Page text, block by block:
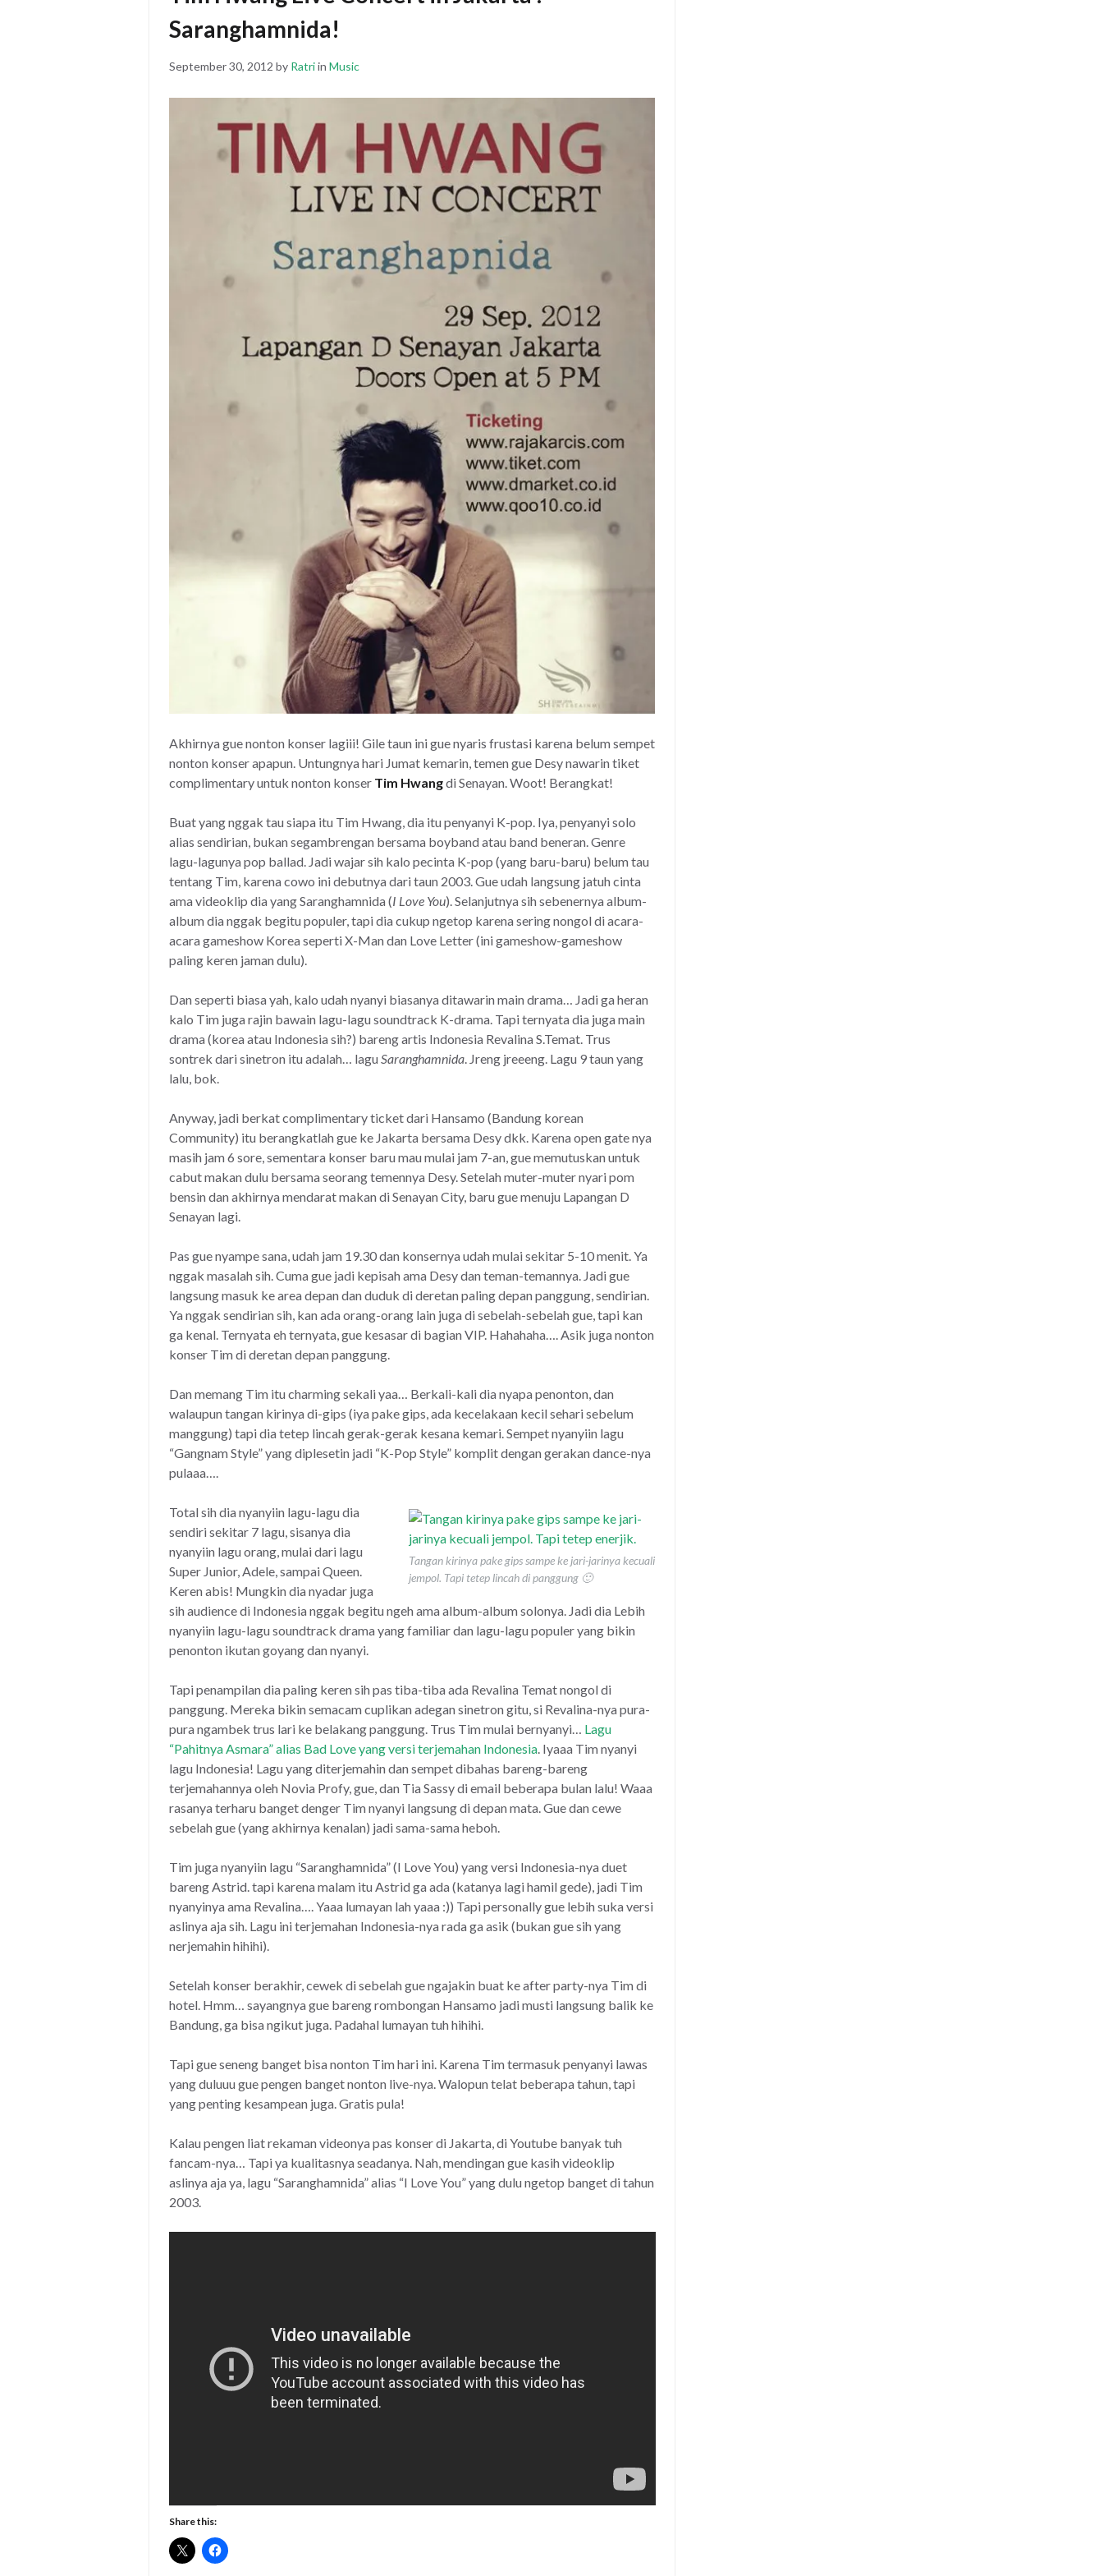
Saranghamnida!
Posted
September 30, 2012 by Ratri in Music
Akhirnya gue nonton konser lagiii! Gile taun ini gue nyaris frustasi karena belum sempet
nonton konser apapun. Untungnya hari Jumat kemarin, temen gue Desy nawarin tiket
complimentary untuk nonton konser Tim Hwangdi Senayan. Woot! Berangkat!
Buat yang nggak tau siapa itu Tim Hwang, dia itu penyanyi K-pop. Iya, penyanyi solo
alias sendirian, bukan segambrengan bersama boyband atau band beneran. Genre
lagu-lagunya pop ballad. Jadi wajar sih kalo pecinta K-pop (yang baru-baru) belum tau
tentang Tim, karena cowo ini debutnya dari taun 2003. Gue udah langsung jatuh cinta
ama videoklip dia yang Saranghamnida (I Love You). Selanjutnya sih sebenernya album-
album dia nggak begitu populer, tapi dia cukup ngetop karena sering nongol di acara-
acara gameshow Korea seperti X-Man dan Love Letter (ini gameshow-gameshow
paling keren jaman dulu).
Dan seperti biasa yah, kalo udah nyanyi biasanya ditawarin main drama… Jadi ga heran
kalo Tim juga rajin bawain lagu-lagu soundtrack K-drama. Tapi ternyata dia juga main
drama (korea atau Indonesia sih?) bareng artis Indonesia Revalina S.Temat. Trus
sontrek dari sinetron itu adalah… lagu Saranghamnida. Jreng jreeeng. Lagu 9 taun yang
lalu, bok.
Anyway, jadi berkat complimentary ticket dari Hansamo (Bandung korean
Community) itu berangkatlah gue ke Jakarta bersama Desy dkk. Karena open gate nya
masih jam 6 sore, sementara konser baru mau mulai jam 7-an, gue memutuskan untuk
cabut makan dulu bersama seorang temennya Desy. Setelah muter-muter nyari pom
bensin dan akhirnya mendarat makan di Senayan City, baru gue menuju Lapangan D
Senayan lagi.
Pas gue nyampe sana, udah jam 19.30 dan konsernya udah mulai sekitar 5-10 menit. Ya
nggak masalah sih. Cuma gue jadi kepisah ama Desy dan teman-temannya. Jadi gue
langsung masuk ke area depan dan duduk di deretan paling depan panggung, sendirian.
Ya nggak sendirian sih, kan ada orang-orang lain juga di sebelah-sebelah gue, tapi kan
ga kenal. Ternyata eh ternyata, gue kesasar di bagian VIP. Hahahaha…. Asik juga nonton
konser Tim di deretan depan panggung.
Dan memang Tim itu charming sekali yaa… Berkali-kali dia nyapa penonton, dan
walaupun tangan kirinya di-gips (iya pake gips, ada kecelakaan kecil sehari sebelum
manggung) tapi dia tetep lincah gerak-gerak kesana kemari. Sempet nyanyiin lagu
“Gangnam Style” yang diplesetin jadi “K-Pop Style” komplit dengan gerakan dance-nya
pulaaa….
Tangan kirinya pake gips sampe ke jari-jarinya kecuali
jempol. Tapi tetep lincah di panggung 🙂
Total sih dia nyanyiin lagu-lagu dia
sendiri sekitar 7 lagu, sisanya dia
nyanyiin lagu orang, mulai dari lagu
Super Junior, Adele, sampai Queen.
Keren abis! Mungkin dia nyadar juga
sih audience di Indonesia nggak begitu ngeh ama album-album solonya. Jadi dia Lebih
nyanyiin lagu-lagu soundtrack drama yang familiar dan lagu-lagu populer yang bikin
penonton ikutan goyang dan nyanyi.
Tapi penampilan dia paling keren sih pas tiba-tiba ada Revalina Temat nongol di
panggung. Mereka bikin semacam cuplikan adegan sinetron gitu, si Revalina-nya pura-
pura ngambek trus lari ke belakang panggung. Trus Tim mulai bernyanyi… Lagu
“Pahitnya Asmara” alias Bad Love yang versi terjemahan Indonesia. Iyaaa Tim nyanyi
lagu Indonesia! Lagu yang diterjemahin dan sempet dibahas bareng-bareng
terjemahannya oleh Novia Profy, gue, dan Tia Sassy di email beberapa bulan lalu! Waaa
rasanya terharu banget denger Tim nyanyi langsung di depan mata. Gue dan cewe
sebelah gue (yang akhirnya kenalan) jadi sama-sama heboh.
Tim juga nyanyiin lagu “Saranghamnida” (I Love You) yang versi Indonesia-nya duet
bareng Astrid. tapi karena malam itu Astrid ga ada (katanya lagi hamil gede), jadi Tim
nyanyinya ama Revalina…. Yaaa lumayan lah yaaa :)) Tapi personally gue lebih suka versi
aslinya aja sih. Lagu ini terjemahan Indonesia-nya rada ga asik (bukan gue sih yang
nerjemahin hihihi).
Setelah konser berakhir, cewek di sebelah gue ngajakin buat ke after party-nya Tim di
hotel. Hmm… sayangnya gue bareng rombongan Hansamo jadi musti langsung balik ke
Bandung, ga bisa ngikut juga. Padahal lumayan tuh hihihi.
Tapi gue seneng banget bisa nonton Tim hari ini. Karena Tim termasuk penyanyi lawas
yang duluuu gue pengen banget nonton live-nya. Walopun telat beberapa tahun, tapi
yang penting kesampean juga. Gratis pula!
Kalau pengen liat rekaman videonya pas konser di Jakarta, di Youtube banyak tuh
fancam-nya… Tapi ya kualitasnya seadanya. Nah, mendingan gue kasih videoklip
aslinya aja ya, lagu “Saranghamnida” alias “I Love You” yang dulu ngetop banget di tahun
2003.
Share this: